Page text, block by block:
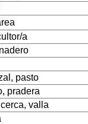
a
pasto
pradera
valla